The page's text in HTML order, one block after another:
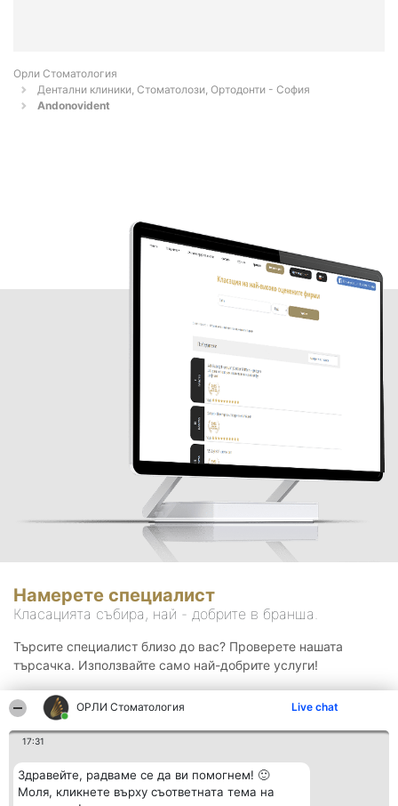
ОРЛИ Стоматология Live chat
17:31
Здравейте, радваме се да ви помогнем! 🙂
Моля, кликнете върху съответната тема на
Орли Стоматология
Дентални клиники, Стоматолози, Ортодонти - София
Andonovident
Намерете специалист
Класацията събира, най - добрите в бранша.
Търсите специалист близо до вас? Проверете нашата
търсачка. Използвайте само най-добрите услуги!